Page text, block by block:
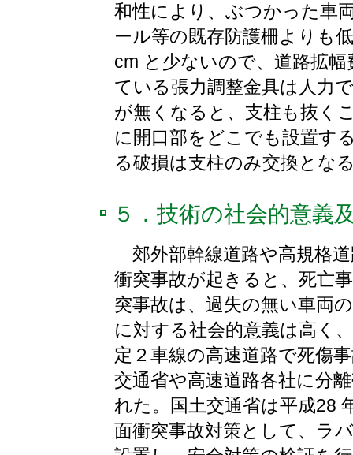
和性により、ぶつかった車
ール等の既存防護柵よりも
cm と少ないので、道路拡
ている張力調整金具は人力
が無くなると、支柱も抜く
に開口部をどこでも設置す
る破損は支柱のみ交換とな
５．技術の社会的意義
郊外部幹線道路や高規格
衝突事故が起きると、死亡
突事故は、過失の無い車両
に対する社会的意義は高く
定２車線の高速道路で死傷
交通省や高速道路各社に分
れた。国土交通省は平成28
面衝突事故対策として、ラ